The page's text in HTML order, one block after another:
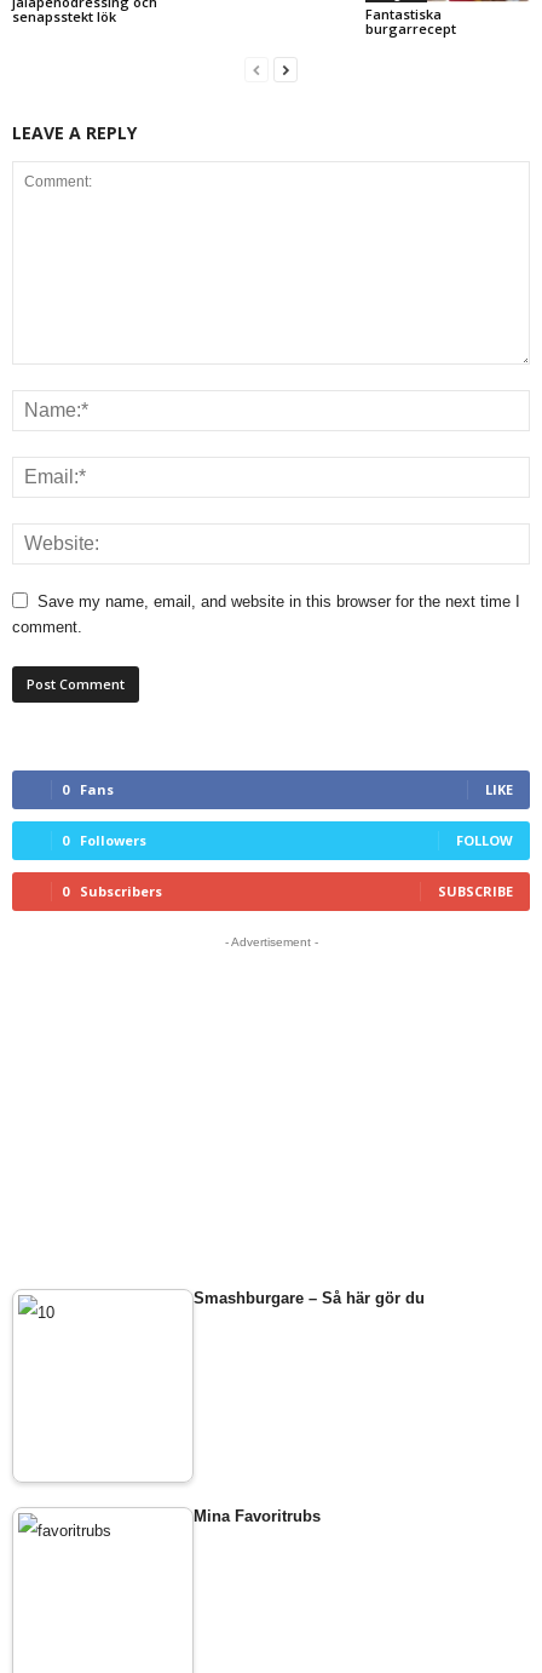
senapsstekt lök
Fantastiska
burgarrecept
LEAVE A REPLY
Save my name, email, and website in this browser for the next time I
comment.
0 Fans LIKE
0 Followers FOLLOW
0 Subscribers SUBSCRIBE
- Advertisement -
Smashburgare – Så här gör du
Mina Favoritrubs